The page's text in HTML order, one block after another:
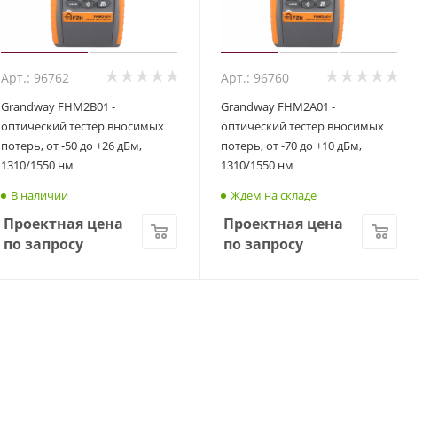
Арт.: 96762
Grandway FHM2B01 -
оптический тестер вносимых
потерь, от -50 до +26 дБм,
1310/1550 нм
В наличии
Проектная цена
по запросу
Арт.: 96760
Grandway FHM2A01 -
оптический тестер вносимых
потерь, от -70 до +10 дБм,
1310/1550 нм
Ждем на складе
Проектная цена
по запросу